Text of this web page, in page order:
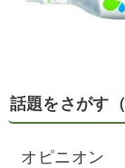
話題をさがす
オピニオン